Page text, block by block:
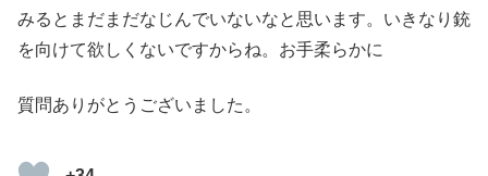
みるとまだまだなじんでいないなと思います。いきなり銃
を向けて欲しくないですからね。お手柔らかに
質問ありがとうございました。